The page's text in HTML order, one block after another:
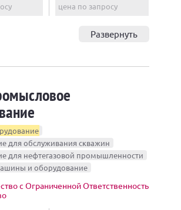
цена по запросу
Развернуть
для обслуживания скважин
для нефтегазовой промышленности
и оборудование
с Ограниченной Ответственность